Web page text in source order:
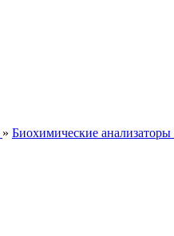
» Биохимические анализаторы